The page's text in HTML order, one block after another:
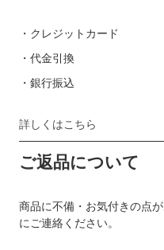
・クレジットカード
・代金引換
・銀行振込
詳しくはこちら
ご返品について
商品に不備・お気付きの点
にご連絡ください。